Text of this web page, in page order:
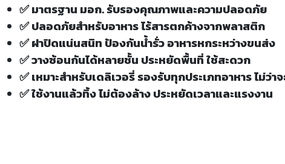
✅ มาตรฐาน มอก. รับรองคุณภาพและความปลอดภัย
✅ ปลอดภัยสำหรับอาหาร ไร้สารตกค้างจากพลาสติก
✅ ฝาปิดแน่นสนิท ป้องกันน้ำรั่ว อาหารหกระหว่างขนส่ง
✅ วางซ้อนกันได้หลายชั้น ประหยัดพื้นที่ ใช้สะดวก
✅ เหมาะสำหรับเดลิเวอรี่ รองรับทุกประเภทอาหาร ไม่ว่
✅ ใช้งานแล้วทิ้ง ไม่ต้องล้าง ประหยัดเวลาและแรงงาน